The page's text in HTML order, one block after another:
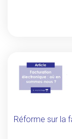
Réforme sur la